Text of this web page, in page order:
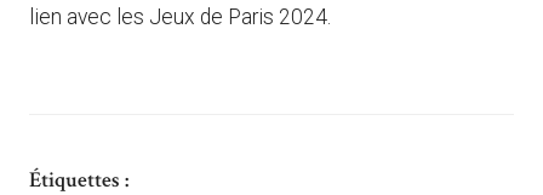
lien avec les Jeux de Paris 2024.
Étiquettes :